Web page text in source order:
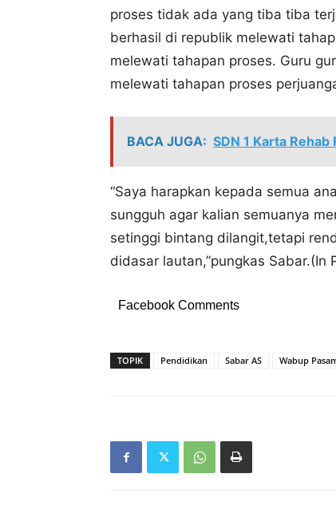
proses tidak ada yang tiba tiba
berhasil di republik melewati
melewati tahapan proses. Guru
melewati tahapan proses
BACA JUGA: SDN 1 Karta
“Saya harapkan kepada semua
sungguh agar kalian semuanya
setinggi bintang dilangit,tetapi
didasar lautan,”pungkas Sabar.(In
Facebook Comments
TOPIK Pendidikan Sabar AS Wabup